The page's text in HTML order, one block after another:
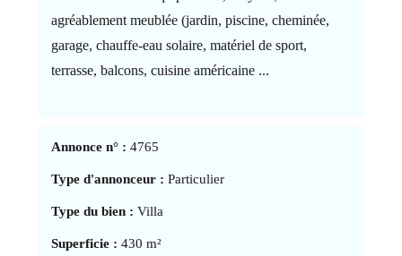
agréablement meublée (jardin, piscine, cheminée,
garage, chauffe-eau solaire, matériel de sport,
terrasse, balcons, cuisine américaine ...
Annonce n° :4765
Type d'annonceur : Particulier
Type du bien : Villa
Superficie : 430 m²